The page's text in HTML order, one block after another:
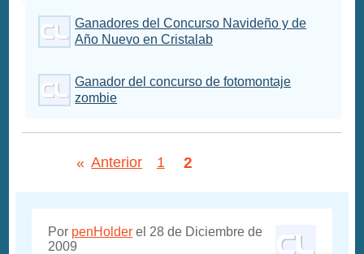
Ganadores del Concurso Navideño y de
Año Nuevo en Cristalab
Ganador del concurso de fotomontaje
zombie
« Anterior 1 2
Por penHolder el 28 de Diciembre de
2009